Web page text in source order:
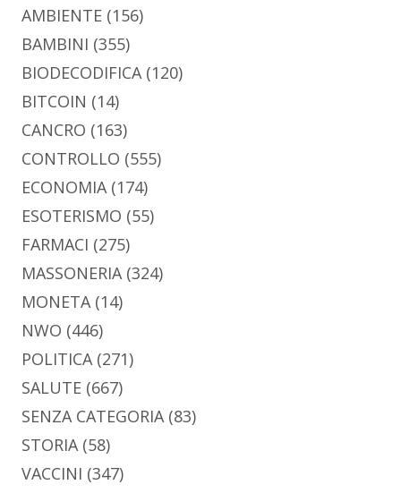
AMBIENTE (156)
BAMBINI (355)
BIODECODIFICA(120)
BITCOIN (14)
CANCRO (163)
CONTROLLO (555)
ECONOMIA(174)
ESOTERISMO (55)
FARMACI (275)
MASSONERIA(324)
MONETA(14)
NWO (446)
POLITICA(271)
SALUTE (667)
SENZA CATEGORIA(83)
STORIA(58)
VACCINI (347)